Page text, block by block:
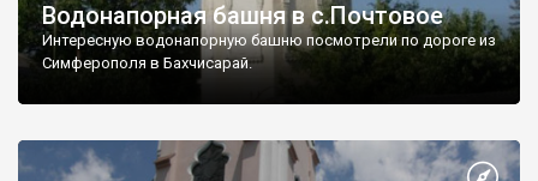
Водонапорная башня в с.Почтовое
Интересную водонапорную башню посмотрели по дороге из
Симферополя в Бахчисарай.